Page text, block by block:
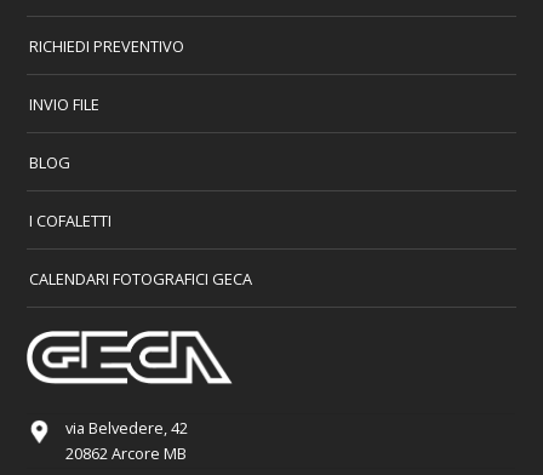
RICHIEDI PREVENTIVO
INVIO FILE
BLOG
I COFALETTI
CALENDARI FOTOGRAFICI GECA
via Belvedere, 42
20862 Arcore MB